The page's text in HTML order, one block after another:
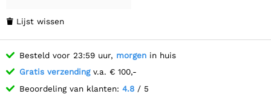
 Lijst wissen
Besteld voor 23:59 uur, morgen in huis
Gratis verzendingv.a. € 100,-
Beoordeling van klanten: 4.8 / 5